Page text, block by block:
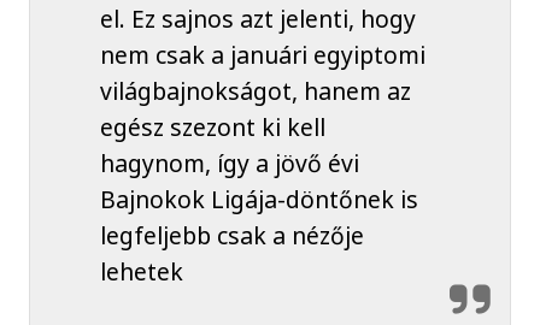
el. Ez sajnos azt jelenti, hogy
nem csak a januári egyiptomi
világbajnokságot, hanem az
egész szezont ki kell
hagynom, így a jövő évi
Bajnokok Ligája-döntőnek is
legfeljebb csak a nézője
lehetek